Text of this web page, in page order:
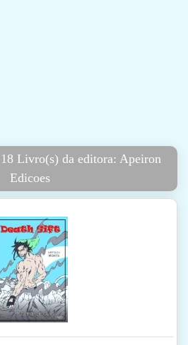
Livro(s) da editora: Apeiron
Edicoes